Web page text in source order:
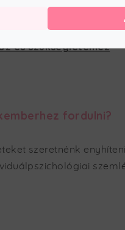
és szükségleteihez
fordulni?
szeretnénk